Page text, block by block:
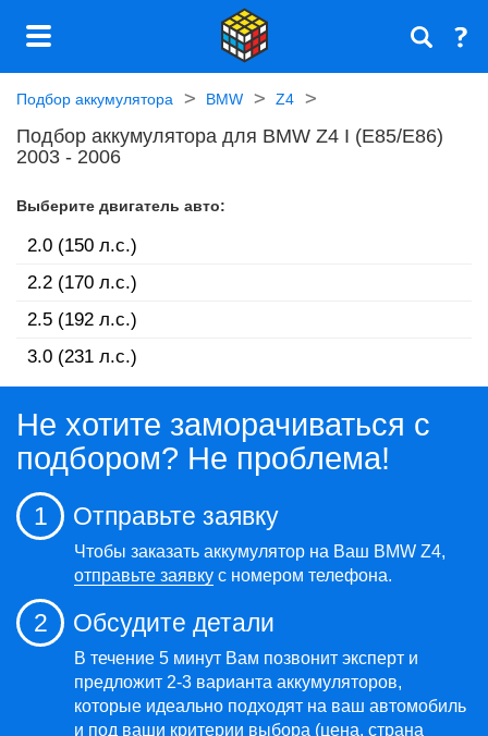
Подбор аккумулятора BMW Z4
Подбор аккумулятора для BMW Z4 I (E85/E86)
2003 - 2006
Выберите двигатель авто:
2.0 (150 л.с.)
2.2 (170 л.с.)
2.5 (192 л.с.)
3.0 (231 л.с.)
Не хотите заморачиваться с
подбором? Не проблема!
1 Отправьте заявку
Чтобы заказать аккумулятор на Ваш BMW Z4,
отправьте заявку с номером телефона.
2 Обсудите детали
В течение 5 минут Вам позвонит эксперт и
предложит 2-3 варианта аккумуляторов,
которые идеально подходят на ваш автомобиль
и под ваши критерии выбора (цена, страна